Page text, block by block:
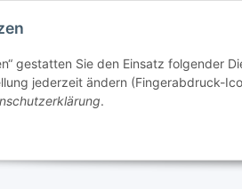
gestatten Sie den Einsatz folgender
jederzeit ändern (Fingerabdruck-
.